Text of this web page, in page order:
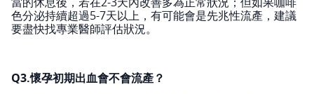
色分泌持續超過5-7天以上，有可能會是先兆性流產，建議
要盡快找專業醫師評估狀況。
Q3.懷孕初期出血會不會流產？